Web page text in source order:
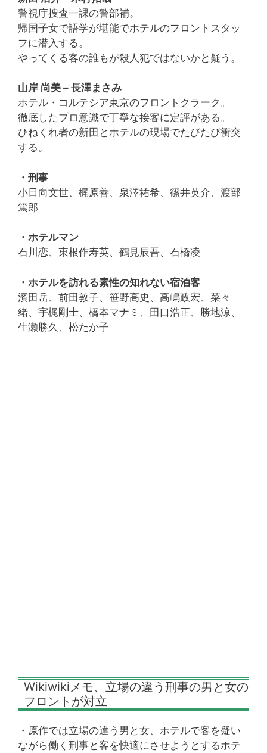
警視庁捜査一課の警部補。
帰国子女で語学が堪能でホテルのフロントスタッ
フに潜入する。
やってくる客の誰もが殺人犯ではないかと疑う。
山岸 尚美 – 長澤まさみ
ホテル・コルテシア東京のフロントクラーク。
徹底したプロ意識で丁寧な接客に定評がある。
ひねくれ者の新田とホテルの現場でたびたび衝突
する。
・刑事
小日向文世、梶原善、泉澤祐希、篠井英介、渡部
篤郎
・ホテルマン
石川恋、東根作寿英、鶴見辰吾、石橋凌
・ホテルを訪れる素性の知れない宿泊客
濱田岳、前田敦子、笹野高史、高嶋政宏、菜々
緒、宇梶剛士、橋本マナミ、田口浩正、勝地涼、
生瀬勝久、松たか子
Wikiwikiメモ、立場の違う刑事の男と女の
フロントが対立
・原作では立場の違う男と女、ホテルで客を疑い
ながら働く刑事と客を快適にさせようとするホテ